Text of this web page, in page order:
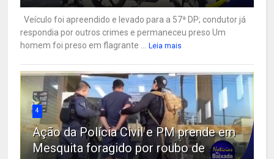
Veículo foi apreendido e levado para a 57ª DP; condutor já
respondia por outros crimes e permaneceu preso Um
homem foi preso em flagrante ...
Leia mais
4
Ação da Polícia Civil e PM prende em
Mesquita foragido por roubo de